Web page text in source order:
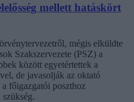
mellett hatáskört
mégis elküldte
Szakszervezete (PSZ) a
között egyetértettek a
de javasolják az oktató
a főigazgatói poszthoz